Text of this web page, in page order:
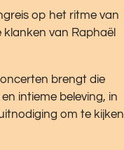
op het ritme van
klanken van Raphaël
brengt die
intieme beleving, in
om te kijken